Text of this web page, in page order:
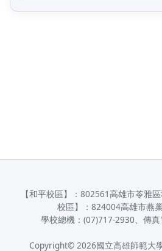
【和平校區】：802561高雄市苓雅
校區】：824004高雄市燕
學校總機：(07)717-2930、傳
Copyright© 2026國立高雄師範大